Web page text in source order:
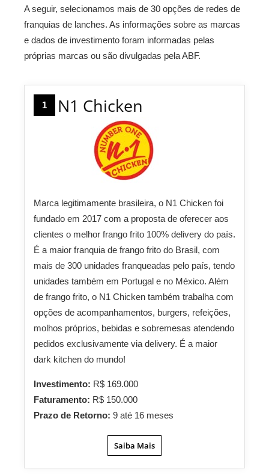
A seguir, selecionamos mais de 30 opções de redes de
franquias de lanches. As informações sobre as marcas
e dados de investimento foram informadas pelas
próprias marcas ou são divulgadas pela ABF.
1 N1 Chicken
Marca legitimamente brasileira, o N1 Chicken foi
fundado em 2017 com a proposta de oferecer aos
clientes o melhor frango frito 100% delivery do país.
É a maior franquia de frango frito do Brasil, com
mais de 300 unidades franqueadas pelo país, tendo
unidades também em Portugal e no México. Além
de frango frito, o N1 Chicken também trabalha com
opções de acompanhamentos, burgers, refeições,
molhos próprios, bebidas e sobremesas atendendo
pedidos exclusivamente via delivery. É a maior
dark kitchen do mundo!
Investimento: R$ 169.000
Faturamento: R$ 150.000
Prazo de Retorno: 9 até 16 meses
Saiba Mais